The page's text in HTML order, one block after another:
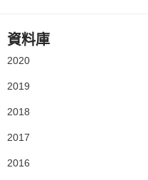
資料庫
2020
2019
2018
2017
2016